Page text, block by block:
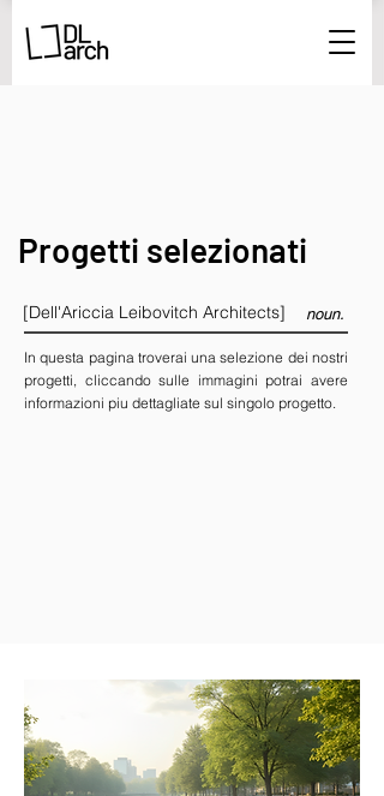
Progetti selezionati
[Dell'Ariccia Leibovitch Architects] noun.
In questa pagina troverai una selezione dei nostri
progetti, cliccando sulle immagini potrai avere
informazioni piu dettagliate sul singolo progetto.